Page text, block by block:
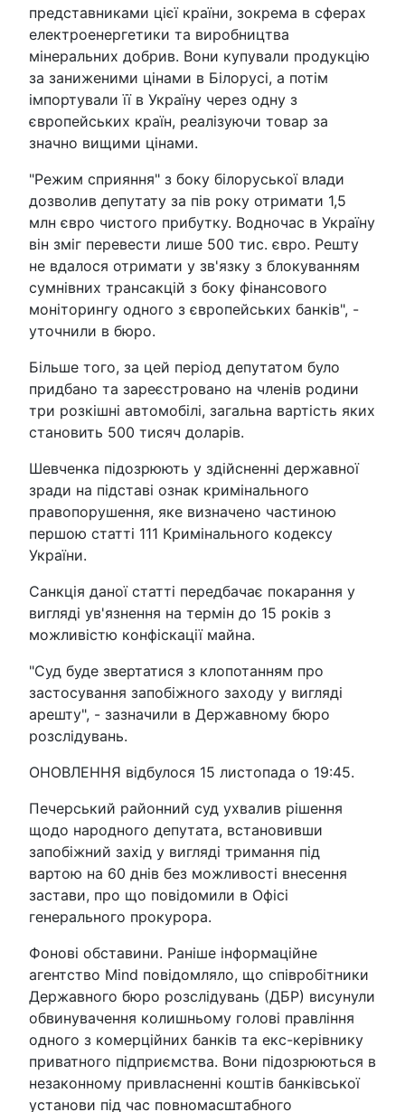
представниками цієї країни, зокрема в сферах
електроенергетики та виробництва
мінеральних добрив. Вони купували продукцію
за заниженими цінами в Білорусі, а потім
імпортували її в Україну через одну з
європейських країн, реалізуючи товар за
значно вищими цінами.
"Режим сприяння" з боку білоруської влади
дозволив депутату за пів року отримати 1,5
млн євро чистого прибутку. Водночас в Україну
він зміг перевести лише 500 тис. євро. Решту
не вдалося отримати у зв'язку з блокуванням
сумнівних трансакцій з боку фінансового
моніторингу одного з європейських банків", -
уточнили в бюро.
Більше того, за цей період депутатом було
придбано та зареєстровано на членів родини
три розкішні автомобілі, загальна вартість яких
становить 500 тисяч доларів.
Шевченка підозрюють у здійсненні державної
зради на підставі ознак кримінального
правопорушення, яке визначено частиною
першою статті 111 Кримінального кодексу
України.
Санкція даної статті передбачає покарання у
вигляді ув'язнення на термін до 15 років з
можливістю конфіскації майна.
"Суд буде звертатися з клопотанням про
застосування запобіжного заходу у вигляді
арешту", - зазначили в Державному бюро
розслідувань.
ОНОВЛЕННЯ відбулося 15 листопада о 19:45.
Печерський районний суд ухвалив рішення
щодо народного депутата, встановивши
запобіжний захід у вигляді тримання під
вартою на 60 днів без можливості внесення
застави, про що повідомили в Офісі
генерального прокурора.
Фонові обставини. Раніше інформаційне
агентство Mind повідомляло, що співробітники
Державного бюро розслідувань (ДБР) висунули
обвинувачення колишньому голові правління
одного з комерційних банків та екс-керівнику
приватного підприємства. Вони підозрюються в
незаконному привласненні коштів банківської
установи під час повномасштабного